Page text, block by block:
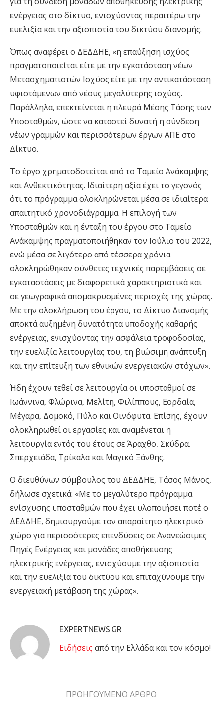
ενέργειας στο δίκτυο, ενισχύοντας περαιτέρω την
ευελιξία και την αξιοπιστία του δικτύου διανομής.
Όπως αναφέρει ο ΔΕΔΔΗΕ, «η επαύξηση ισχύος
πραγματοποιείται είτε με την εγκατάσταση νέων
Μετασχηματιστών Ισχύος είτε με την αντικατάσταση
υφιστάμενων από νέους μεγαλύτερης ισχύος.
Παράλληλα, επεκτείνεται η πλευρά Μέσης Τάσης των
Υποσταθμών, ώστε να καταστεί δυνατή η σύνδεση
νέων γραμμών και περισσότερων έργων ΑΠΕ στο
Δίκτυο.
Το έργο χρηματοδοτείται από το Ταμείο Ανάκαμψης
και Ανθεκτικότητας. Ιδιαίτερη αξία έχει το γεγονός
ότι το πρόγραμμα ολοκληρώνεται μέσα σε ιδιαίτερα
απαιτητικό χρονοδιάγραμμα. Η επιλογή των
Υποσταθμών και η ένταξη του έργου στο Ταμείο
Ανάκαμψης πραγματοποιήθηκαν τον Ιούλιο του 2022,
ενώ μέσα σε λιγότερο από τέσσερα χρόνια
ολοκληρώθηκαν σύνθετες τεχνικές παρεμβάσεις σε
εγκαταστάσεις με διαφορετικά χαρακτηριστικά και
σε γεωγραφικά απομακρυσμένες περιοχές της χώρας.
Με την ολοκλήρωση του έργου, το Δίκτυο Διανομής
αποκτά αυξημένη δυνατότητα υποδοχής καθαρής
ενέργειας, ενισχύοντας την ασφάλεια τροφοδοσίας,
την ευελιξία λειτουργίας του, τη βιώσιμη ανάπτυξη
και την επίτευξη των εθνικών ενεργειακών στόχων».
Ήδη έχουν τεθεί σε λειτουργία οι υποσταθμοί σε
Ιωάννινα, Φλώρινα, Μελίτη, Φιλίππους, Εορδαία,
Μέγαρα, Δομοκό, Πύλο και Οινόφυτα. Επίσης, έχουν
ολοκληρωθεί οι εργασίες και αναμένεται η
λειτουργία εντός του έτους σε Άραχθο, Σκύδρα,
Σπερχειάδα, Τρίκαλα και Μαγικό Ξάνθης.
Ο διευθύνων σύμβουλος του ΔΕΔΔΗΕ, Τάσος Μάνος,
δήλωσε σχετικά: «Με το μεγαλύτερο πρόγραμμα
ενίσχυσης υποσταθμών που έχει υλοποιήσει ποτέ ο
ΔΕΔΔΗΕ, δημιουργούμε τον απαραίτητο ηλεκτρικό
χώρο για περισσότερες επενδύσεις σε Ανανεώσιμες
Πηγές Ενέργειας και μονάδες αποθήκευσης
ηλεκτρικής ενέργειας, ενισχύουμε την αξιοπιστία
και την ευελιξία του δικτύου και επιταχύνουμε την
ενεργειακή μετάβαση της χώρας».
EXPERTNEWS.GR
Eιδήσεις από την Ελλάδα και τον κόσμο!
ΠΡΟΗΓΟΥΜΕΝΟ ΑΡΘΡΟ